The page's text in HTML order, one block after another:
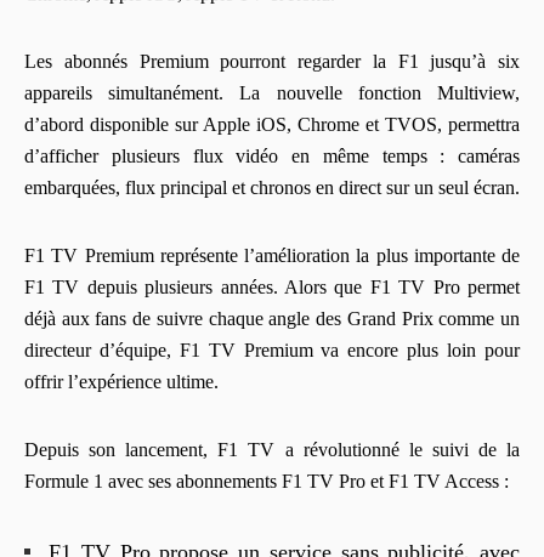
Les abonnés Premium pourront regarder la F1 jusqu’à six
appareils simultanément. La nouvelle fonction Multiview,
d’abord disponible sur Apple iOS, Chrome et TVOS, permettra
d’afficher plusieurs flux vidéo en même temps : caméras
embarquées, flux principal et chronos en direct sur un seul écran.
F1 TV Premium représente l’amélioration la plus importante de
F1 TV depuis plusieurs années. Alors que F1 TV Pro permet
déjà aux fans de suivre chaque angle des Grand Prix comme un
directeur d’équipe, F1 TV Premium va encore plus loin pour
offrir l’expérience ultime.
Depuis son lancement, F1 TV a révolutionné le suivi de la
Formule 1 avec ses abonnements F1 TV Pro et F1 TV Access :